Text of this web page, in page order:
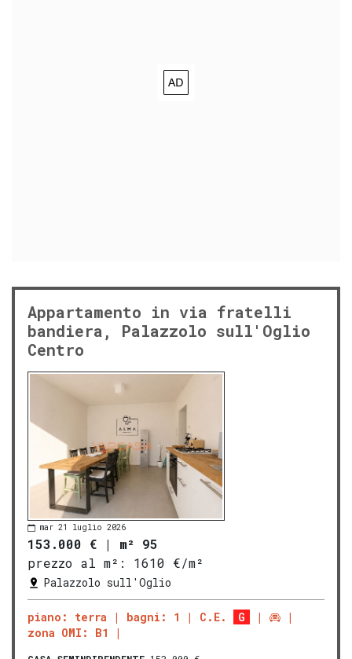
Appartamento in via fratelli
bandiera, Palazzolo sull'Oglio
Centro
mar 21 luglio 2026
153.000 € | m² 95
prezzo al m²:
1610 €/m²
Palazzolo sull'Oglio
piano: terra bagni: 1 C.E.
G
zona OMI: B1